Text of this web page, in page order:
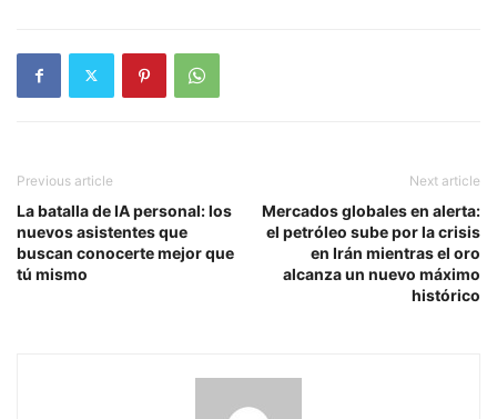
Previous article
La batalla de IA personal: los
nuevos asistentes que
buscan conocerte mejor que
tú mismo
Next article
Mercados globales en alerta:
el petróleo sube por la crisis
en Irán mientras el oro
alcanza un nuevo máximo
histórico